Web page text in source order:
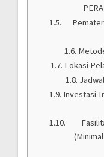
Lokasi
Investasi